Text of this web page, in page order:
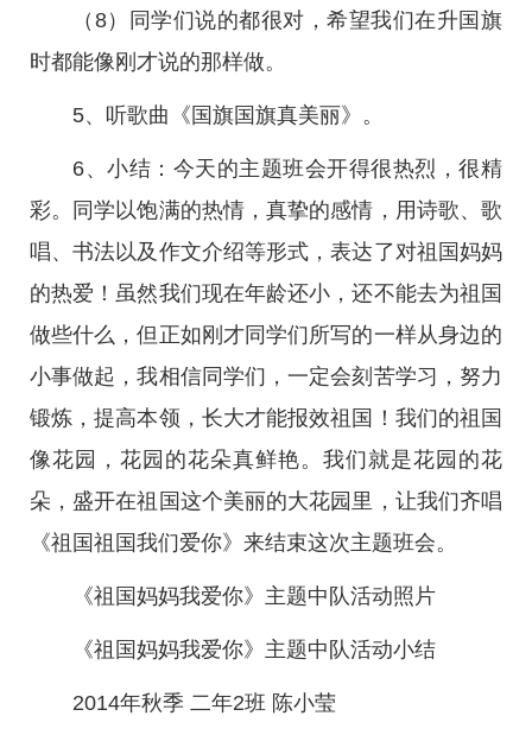
（8）同学们说的都很对，希望我们在升国旗
时都能像刚才说的那样做。
5、听歌曲《国旗国旗真美丽》。
6、小结：今天的主题班会开得很热烈，很精
彩。同学以饱满的热情，真挚的感情，用诗歌、歌
唱、书法以及作文介绍等形式，表达了对祖国妈妈
的热爱！虽然我们现在年龄还小，还不能去为祖国
做些什么，但正如刚才同学们所写的一样从身边的
小事做起，我相信同学们，一定会刻苦学习，努力
锻炼，提高本领，长大才能报效祖国！我们的祖国
像花园，花园的花朵真鲜艳。我们就是花园的花
朵，盛开在祖国这个美丽的大花园里，让我们齐唱
《祖国祖国我们爱你》来结束这次主题班会。
《祖国妈妈我爱你》主题中队活动照片
《祖国妈妈我爱你》主题中队活动小结
2014年秋季 二年2班 陈小莹